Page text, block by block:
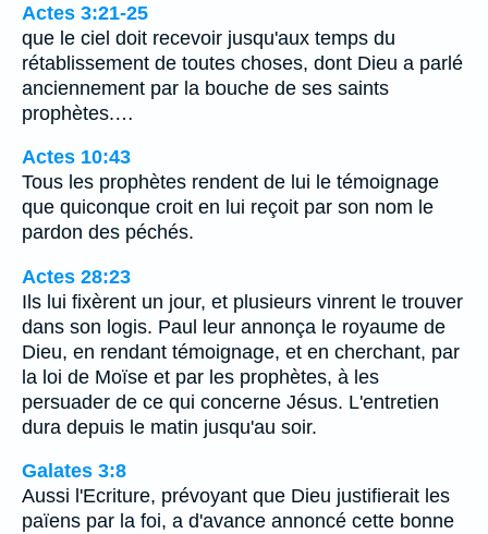
Actes 3:21-25
que le ciel doit recevoir jusqu'aux temps du
rétablissement de toutes choses, dont Dieu a parlé
anciennement par la bouche de ses saints
prophètes.…
Actes 10:43
Tous les prophètes rendent de lui le témoignage
que quiconque croit en lui reçoit par son nom le
pardon des péchés.
Actes 28:23
Ils lui fixèrent un jour, et plusieurs vinrent le trouver
dans son logis. Paul leur annonça le royaume de
Dieu, en rendant témoignage, et en cherchant, par
la loi de Moïse et par les prophètes, à les
persuader de ce qui concerne Jésus. L'entretien
dura depuis le matin jusqu'au soir.
Galates 3:8
Aussi l'Ecriture, prévoyant que Dieu justifierait les
païens par la foi, a d'avance annoncé cette bonne